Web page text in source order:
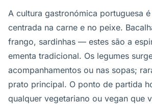
A cultura gastronómica portuguesa
centrada na carne e no peixe.
frango, sardinhas — estes são a
ementa tradicional. Os legumes
acompanhamentos ou nas sopas;
prato principal. O ponto de partida
qualquer vegetariano ou vegan que